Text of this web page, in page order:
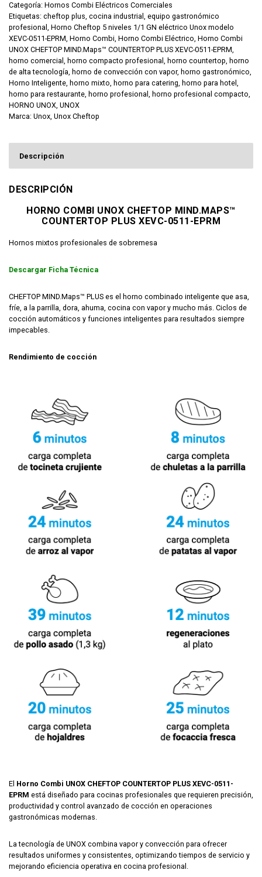
Categoría: Hornos Combi Eléctricos Comerciales
Etiquetas: cheftop plus, cocina industrial , equipo gastronómico
profesional , Horno Cheftop 5 niveles 1/1 GN eléctrico Unox modelo
XEVC-0511-EPRM, Horno Combi, Horno Combi Eléctrico, Horno Combi
UNOX CHEFTOP MIND.Maps™ COUNTERTOP PLUS XEVC-0511-EPRM,
horno comercial , horno compacto profesional , horno countertop, horno
de alta tecnología, horno de convección con vapor, horno gastronómico,
Horno Inteligente, horno mixto, horno para catering, horno para hotel ,
horno para restaurante, horno profesional , horno profesional compacto,
HORNO UNOX, UNOX
Marca: Unox, Unox Cheftop
Descripción
DESCRIPCIÓN
HORNO COMBI UNOX CHEFTOP MIND.MAPS™
COUNTERTOP PLUS XEVC-0511-EPRM
Hornos mixtos profesionales de sobremesa
Descargar Ficha Técnica
CHEFTOP MIND.Maps™ PLUS es el horno combinado inteligente que asa,
fríe, a la parrilla, dora, ahuma, cocina con vapor y mucho más. Ciclos de
cocción automáticos y funciones inteligentes para resultados siempre
impecables.
Rendimiento de cocción
El Horno Combi UNOX CHEFTOP COUNTERTOP PLUS XEVC-0511-
EPRM está diseñado para cocinas profesionales que requieren precisión,
productividad y control avanzado de cocción en operaciones
gastronómicas modernas.
La tecnología de UNOX combina vapor y convección para ofrecer
resultados uniformes y consistentes, optimizando tiempos de servicio y
mejorando eficiencia operativa en cocina profesional.